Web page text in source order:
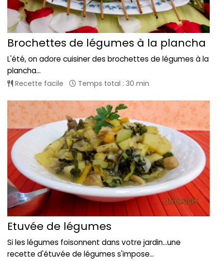
Brochettes de légumes à la plancha
L'été, on adore cuisiner des brochettes de légumes à la
plancha...
Recette facile Temps total : 30 min
Etuvée de légumes
Si les légumes foisonnent dans votre jardin...une
recette d'étuvée de légumes s'impose...